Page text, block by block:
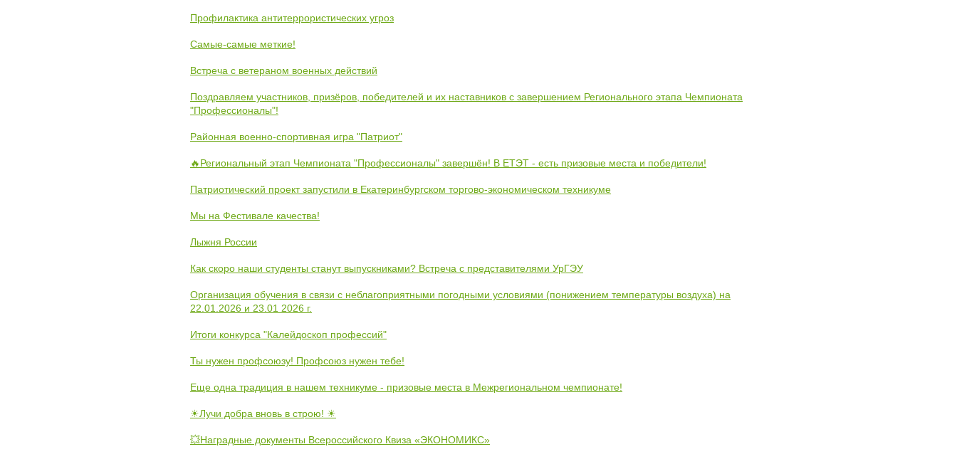
Профилактика антитеррористических угроз
Самые-самые меткие!
Встреча с ветераном военных действий
Поздравляем участников, призёров, победителей и их наставников с завершением Регионального этапа Чемпионата
"Профессионалы"!
Районная военно-спортивная игра "Патриот"
🔥Региональный этап Чемпионата "Профессионалы" завершён! В ЕТЭТ - есть призовые места и победители!
Патриотический проект запустили в Екатеринбургском торгово-экономическом техникуме
Мы на Фестивале качества!
Лыжня России
Как скоро наши студенты станут выпускниками? Встреча с представителями УрГЭУ
Организация обучения в связи с неблагоприятными погодными условиями (понижением температуры воздуха) на
22.01.2026 и 23.01 2026 г.
Итоги конкурса "Калейдоскоп профессий"
Ты нужен профсоюзу! Профсоюз нужен тебе!
Еще одна традиция в нашем техникуме - призовые места в Межрегиональном чемпионате!
☀Лучи добра вновь в строю! ☀
💥Наградные документы Всероссийского Квиза «ЭКОНОМИКС»